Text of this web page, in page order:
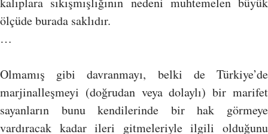
ölçüde burada saklıdır.
…
Olmamış gibi davranmayı, belki de Türkiye’de
marjinalleşmeyi (doğrudan veya dolaylı) bir marifet
sayanların bunu kendilerinde bir hak görmeye
vardıracak kadar ileri gitmeleriyle ilgili olduğunu